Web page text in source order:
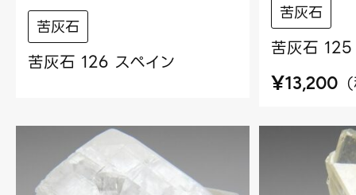
苦灰石
苦灰石 126 スペイン
苦灰石
苦灰石
¥13,200 （